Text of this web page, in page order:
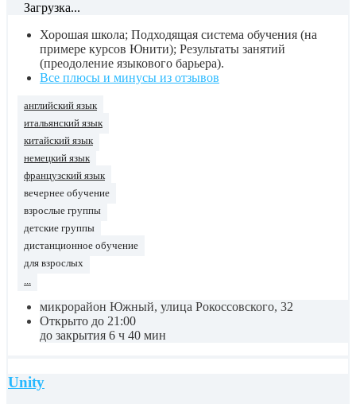
Загрузка...
Хорошая школа; Подходящая система обучения (на
примере курсов Юнити); Результаты занятий
(преодоление языкового барьера).
Все плюсы и минусы из отзывов
английский язык
итальянский язык
китайский язык
немецкий язык
французский язык
вечернее обучение
взрослые группы
детские группы
дистанционное обучение
для взрослых
...
микрорайон Южный, улица Рокоссовского, 32
Открыто до 21:00
до закрытия 6 ч 40 мин
Unity